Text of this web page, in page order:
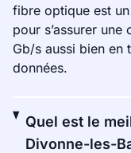
fibre optique est
pour s’assurer
Gb/s aussi bien en
données.
Quel est le
Divonne-les-